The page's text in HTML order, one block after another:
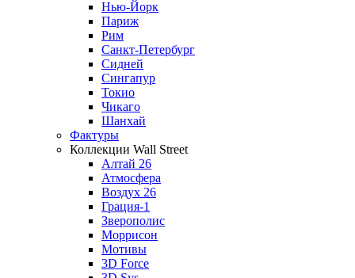
Нью-Йорк
Париж
Рим
Санкт-Петербург
Сидней
Сингапур
Токио
Чикаго
Шанхай
Фактуры
Коллекции Wall Street
Алтай 26
Атмосфера
Воздух 26
Грация-1
Зверополис
Моррисон
Мотивы
3D Force